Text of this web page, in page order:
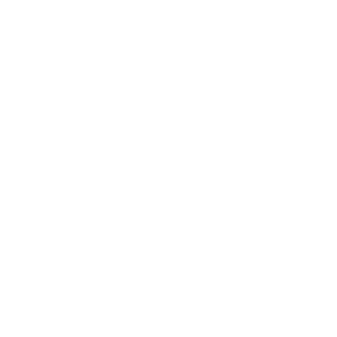
Hà Nội -
- 0915.048.878